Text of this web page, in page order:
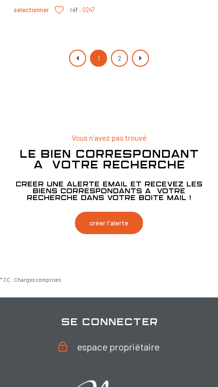
sélectionner réf : 0247
1 2
Vous n'avez pas trouvé
le bien correspondant
à votre recherche
Créer une alerte email et recevez les
biens correspondants à votre
recherche dans votre boîte mail !
créer l'alerte
* CC : Charges comprises
se connecter
espace propriétaire